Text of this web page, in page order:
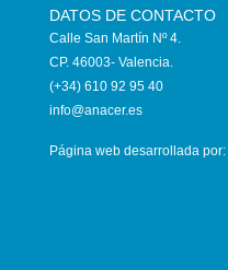
DATOS DE CONTACTO
Calle San Martín Nº 4.
CP. 46003- Valencia.
(+34) 610 92 95 40
info@anacer.es
Página web desarrollada por: